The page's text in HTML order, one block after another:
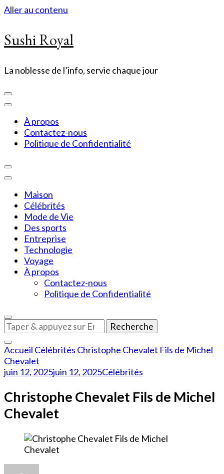
Aller au contenu
Sushi Royal
La noblesse de l’info, servie chaque jour
À propos
Contactez-nous
Politique de Confidentialité
Maison
Célébrités
Mode de Vie
Des sports
Entreprise
Technologie
Voyage
À propos
Contactez-nous
Politique de Confidentialité
Vous
recherchiez
quelque
chose
?
Accueil Célébrités Christophe Chevalet Fils de Michel
Chevalet
juin 12, 2025juin 12, 2025Célébrités
Christophe Chevalet Fils de Michel
Chevalet